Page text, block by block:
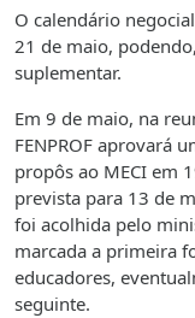
O calendário
21 de maio,
suplementar.
Em 9 de maio, na
FENPROF aprovará
propôs ao MECI em
prevista para 13 de
foi acolhida pelo
marcada a primeira
educadores,
seguinte.